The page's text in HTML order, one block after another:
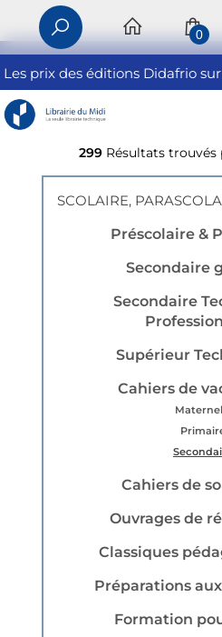
0
299 Résultats trouvés
SCOLAIRE,
Préscolaire &
Secondaire
Secondaire
Supérieur
Cahiers de
Cahiers de
Ouvrages de
Classiques
Préparations
Formation